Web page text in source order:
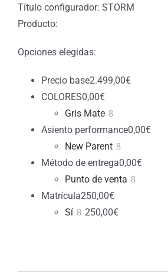
Título configurador: STORM
Producto:
Opciones elegidas:
Precio base2.499,00€
COLORES0,00€
Gris Mate
Asiento performance0,00€
New Parent
Método de entrega0,00€
Punto de venta
Matrícula250,00€
Sí
250,00€